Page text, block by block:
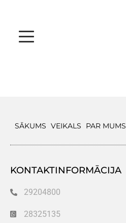
SĀKUMS VEIKALS PAR MUMS
KONTAKTINFORMĀCIJA
29204800
28325135